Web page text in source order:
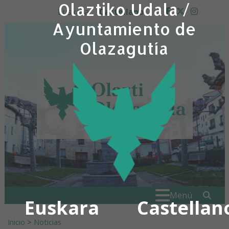
Olaztiko Udala /
Ayuntamiento de
Olazagutía
Euskara
Euskara Castellano facebook
twitter
Menú
Inicio > Noticias